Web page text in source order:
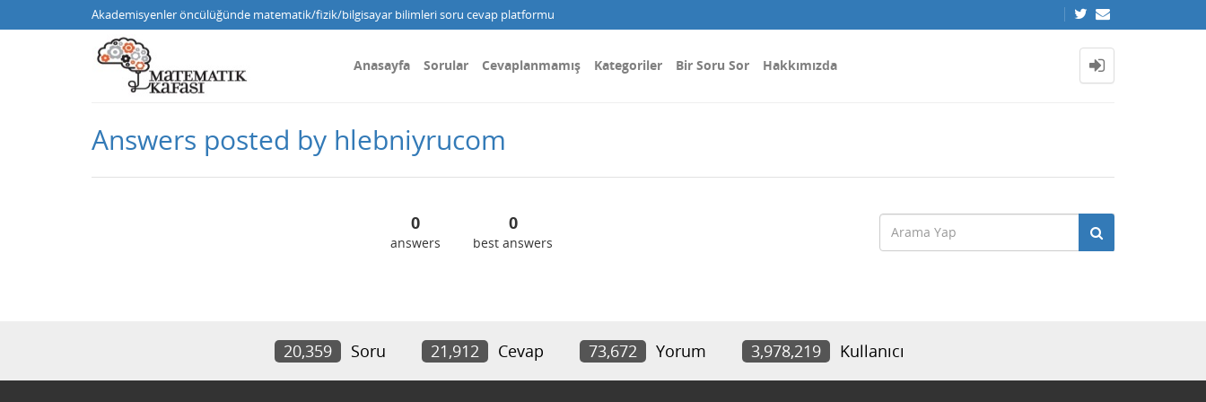
Akademisyenler öncülüğünde matematik/fizik/bilgisayar bilimleri soru cevap platformu
Anasayfa Sorular Cevaplanmamış Kategoriler Bir Soru Sor Hakkımızda
Answers posted by hlebniyrucom
0
answers
0
best answers
20,359 Soru 21,912 Cevap 73,672 Yorum 3,978,219 Kullanıcı